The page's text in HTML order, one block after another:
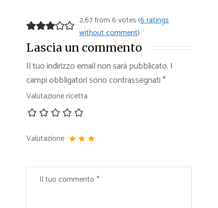
2.67 from 6 votes (6 ratings
without comment)
Lascia un commento
Il tuo indirizzo email non sarà pubblicato. I
campi obbligatori sono contrassegnati*
Valutazione ricetta
Valutazione